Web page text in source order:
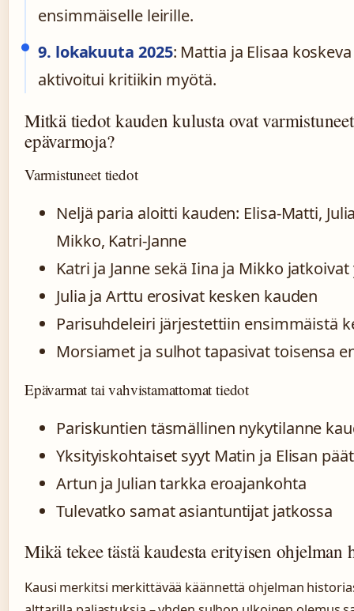
ensimmäiselle leirille.
9. lokakuuta 2025: Mattia ja Elisaa
aktivoitui kritiikin myötä.
Mitkä tiedot kauden kulusta ovat
epävarmoja?
Varmistuneet tiedot
Neljä paria aloitti kauden: Elisa-Matti,
Mikko, Katri-Janne
Katri ja Janne sekä Iina ja Mikko jatkoivat
Julia ja Arttu erosivat kesken kauden
Parisuhdeleiri järjestettiin ensimmäistä
Morsiamet ja sulhot tapasivat toisensa
Epävarmat tai vahvistamattomat tiedot
Pariskuntien täsmällinen nykytilanne
Yksityiskohtaiset syyt Matin ja Elisan
Artun ja Julian tarkka eroajankohta
Tulevatko samat asiantuntijat jatkossa
Mikä tekee tästä kaudesta erityisen ohjelman
Kausi merkitsi merkittävää käännettä ohjelman